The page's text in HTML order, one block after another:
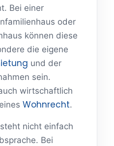
Bei einer
oder
können diese
die eigene
und der
sein.
wirtschaftlich
Wohnrecht.
nicht einfach
Bei